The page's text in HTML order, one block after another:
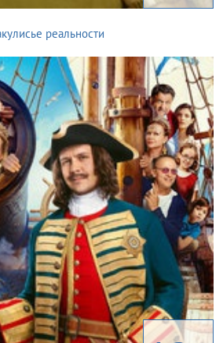
реальности